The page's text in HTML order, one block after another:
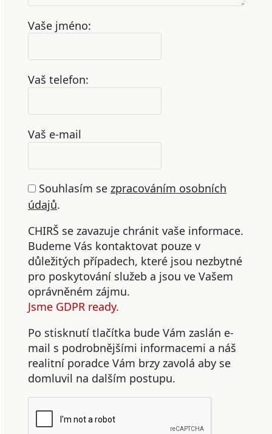
Vaše jméno:
Vaš telefon:
Vaš e-mail
Souhlasím se zpracováním osobních
údajů.
CHIRŠ se zavazuje chránit vaše informace.
Budeme Vás kontaktovat pouze v
důležitých případech, které jsou nezbytné
pro poskytování služeb a jsou ve Vašem
oprávněném zájmu.
Jsme GDPR ready.
Po stisknutí tlačítka bude Vám zaslán e-
mail s podrobnějšími informacemi a náš
realitní poradce Vám brzy zavolá aby se
domluvil na dalším postupu.